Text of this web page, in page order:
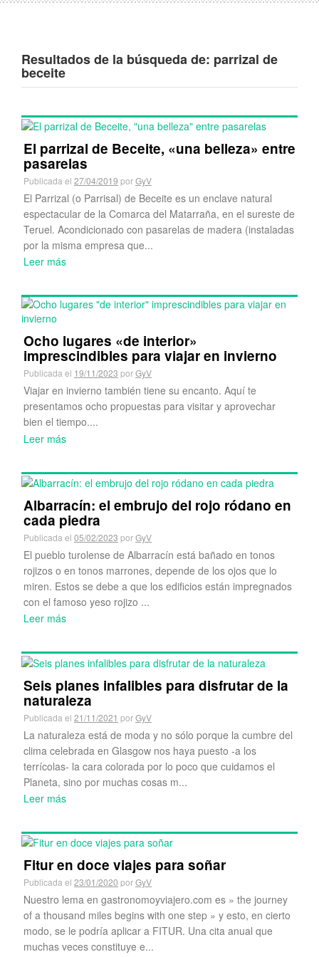
Resultados de la búsqueda de: parrizal de
beceite
El parrizal de Beceite, «una belleza» entre
pasarelas
Publicada el 27/04/2019 porGyV
El Parrizal (o Parrisal) de Beceite es un enclave natural
espectacular de la Comarca del Matarraña, en el sureste de
Teruel. Acondicionado con pasarelas de madera (instaladas
por la misma empresa que...
Leer más
Ocho lugares «de interior»
imprescindibles para viajar en invierno
Publicada el 19/11/2023 porGyV
Viajar en invierno también tiene su encanto. Aquí te
presentamos ocho propuestas para visitar y aprovechar
bien el tiempo....
Leer más
Albarracín: el embrujo del rojo ródano en
cada piedra
Publicada el 05/02/2023 porGyV
El pueblo turolense de Albarracín está bañado en tonos
rojizos o en tonos marrones, depende de los ojos que lo
miren. Estos se debe a que los edificios están impregnados
con el famoso yeso rojizo ...
Leer más
Seis planes infalibles para disfrutar de la
naturaleza
Publicada el 21/11/2021 porGyV
La naturaleza está de moda y no sólo porque la cumbre del
clima celebrada en Glasgow nos haya puesto -a los
terrícolas- la cara colorada por lo poco que cuidamos el
Planeta, sino por muchas cosas m...
Leer más
Fitur en doce viajes para soñar
Publicada el 23/01/2020 porGyV
Nuestro lema en gastronomoyviajero.com es » the journey
of a thousand miles begins with one step » y esto, en cierto
modo, se le podría aplicar a FITUR. Una cita anual que
muchas veces constituye e...